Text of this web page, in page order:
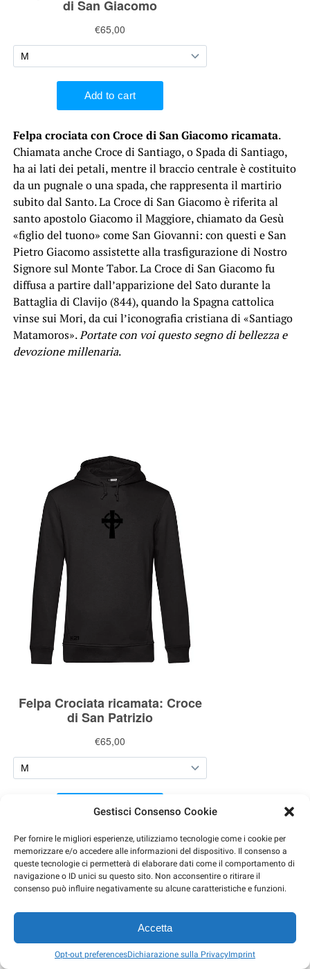
Gestisci Consenso Cookie
Per fornire le migliori esperienze, utilizziamo tecnologie come i cookie per
memorizzare e/o accedere alle informazioni del dispositivo. Il consenso a
queste tecnologie ci permetterà di elaborare dati come il comportamento di
navigazione o ID unici su questo sito. Non acconsentire o ritirare il
consenso può influire negativamente su alcune caratteristiche e funzioni.
Accetta
Opt-out preferencesDichiarazione sulla PrivacyImprint
Felpa crociata con Croce di San Giacomo ricamata.
Chiamata anche Croce di Santiago, o Spada di Santiago,
ha ai lati dei petali, mentre il braccio centrale è costituito
da un pugnale o una spada, che rappresenta il martirio
subito dal Santo. La Croce di San Giacomo è riferita al
santo apostolo Giacomo il Maggiore, chiamato da Gesù
«figlio del tuono» come San Giovanni: con questi e San
Pietro Giacomo assistette alla trasfigurazione di Nostro
Signore sul Monte Tabor. La Croce di San Giacomo fu
diffusa a partire dall’apparizione del Sato durante la
Battaglia di Clavijo (844), quando la Spagna cattolica
vinse sui Mori, da cui l’iconografia cristiana di «Santiago
Matamoros».Portate con voi questo segno di bellezza e
devozione millenaria.
Felpa crociata con Croce ricamata. La Croce di San
Patrizio è composta da una croce cristiana e da
un’aureola intorno al suo centro. Da alcuni è detta Croce
Celtica, perché sarebbe stata presente nella tradizione
celtica precristiana, ma è spesso confusa con simboli
solari della preistoria, ma è emersa definitivamente in
Irlanda, Francia e Gran Bretagna nel primo Medio Evo,
venendo diffusa dai missionari cristiani che dal IX al XII